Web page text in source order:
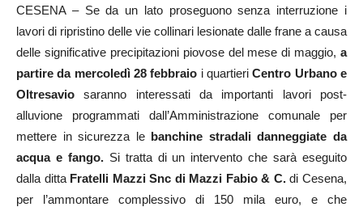
CESENA – Se da un lato proseguono senza interruzione i
lavori di ripristino delle vie collinari lesionate dalle frane a causa
delle significative precipitazioni piovose del mese di maggio, a
partire da mercoledì 28 febbraio i quartieriCentro Urbano e
Oltresavio saranno interessati da importanti lavori post-
alluvione programmati dall’Amministrazione comunale per
mettere in sicurezza lebanchine stradali danneggiate da
acqua e fango.Si tratta di un intervento che sarà eseguito
dalla ditta Fratelli Mazzi Snc di Mazzi Fabio & C.di Cesena,
per l’ammontare complessivo di 150 mila euro, e che